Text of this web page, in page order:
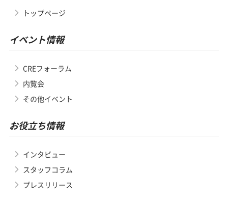
トップページ
イベント情報
CREフォーラム
内覧会
その他イベント
お役立ち情報
インタビュー
スタッフコラム
プレスリリース